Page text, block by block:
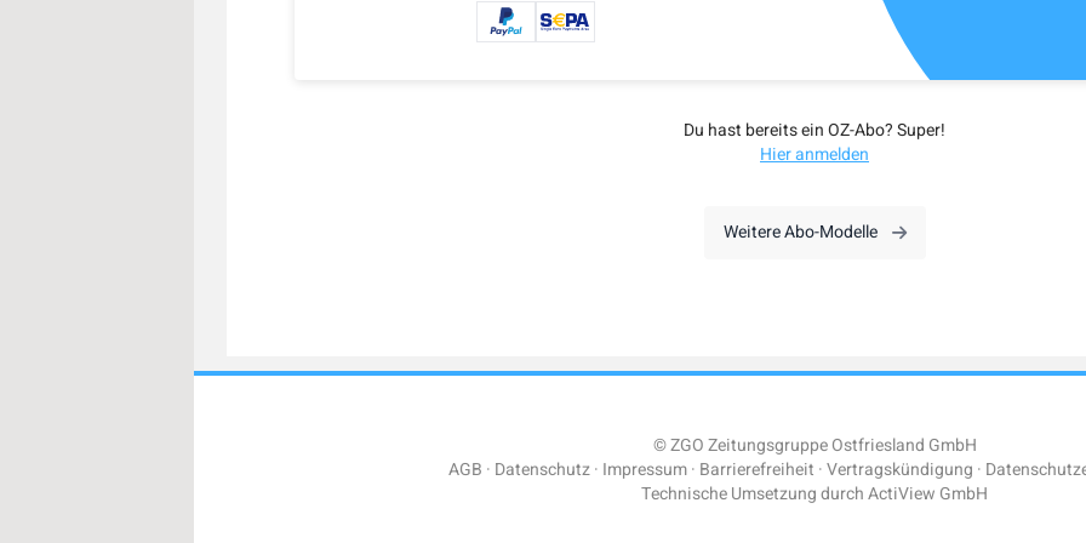
Du hast bereits ein OZ-Abo? Super!
Hier anmelden
Weitere Abo-Modelle
© ZGO Zeitungsgruppe Ostfriesland GmbH
AGB Datenschutz Impressum Barrierefreiheit Vertragskündigung
Technische Umsetzung durchActiView GmbH